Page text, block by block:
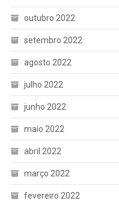
outubro 2022
setembro 2022
agosto 2022
julho 2022
junho 2022
maio 2022
abril 2022
março 2022
fevereiro 2022